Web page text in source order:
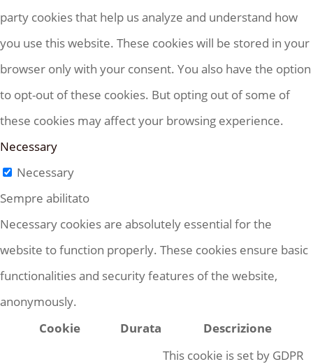
party cookies that help us analyze and understand how
you use this website. These cookies will be stored in your
browser only with your consent. You also have the option
to opt-out of these cookies. But opting out of some of
these cookies may affect your browsing experience.
Necessary
Necessary
Sempre abilitato
Necessary cookies are absolutely essential for the
website to function properly. These cookies ensure basic
functionalities and security features of the website,
anonymously.
Cookie
Durata Descrizione
This cookie is set by GDPR